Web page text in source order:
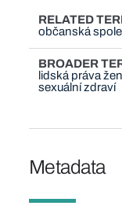
RELATED
občanská
BROADER
lidská práva
sexuální zdraví
Metadata